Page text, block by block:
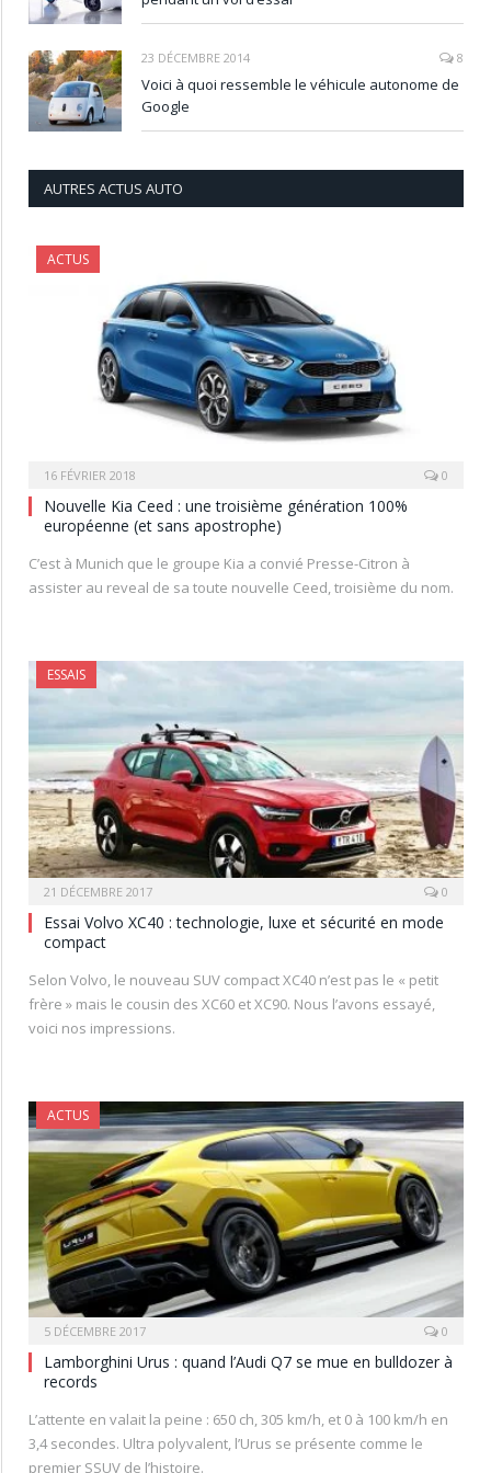
23 DÉCEMBRE 2014 8
Voici à quoi ressemble le véhicule autonome de
Google
AUTRES ACTUS AUTO
ACTUS
16 FÉVRIER 2018 0
Nouvelle Kia Ceed : une troisième génération 100%
européenne (et sans apostrophe)
C’est à Munich que le groupe Kia a convié Presse-Citron à
assister au reveal de sa toute nouvelle Ceed, troisième du nom.
ESSAIS
21 DÉCEMBRE 2017 0
Essai Volvo XC40 : technologie, luxe et sécurité en mode
compact
Selon Volvo, le nouveau SUV compact XC40 n’est pas le « petit
frère » mais le cousin des XC60 et XC90. Nous l’avons essayé,
voici nos impressions.
ACTUS
5 DÉCEMBRE 2017 0
Lamborghini Urus : quand l’Audi Q7 se mue en bulldozer à
records
L’attente en valait la peine : 650 ch, 305 km/h, et 0 à 100 km/h en
3,4 secondes. Ultra polyvalent, l’Urus se présente comme le
premier SSUV de l’histoire.